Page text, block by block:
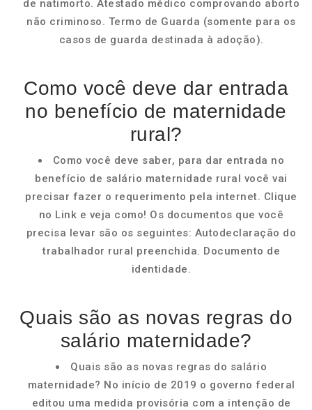
de natimorto. Atestado médico comprovando aborto
não criminoso. Termo de Guarda (somente para os
casos de guarda destinada à adoção).
Como você deve dar entrada
no benefício de maternidade
rural?
Como você deve saber, para dar entrada no
benefício de salário maternidade rural você vai
precisar fazer o requerimento pela internet. Clique
no Link e veja como! Os documentos que você
precisa levar são os seguintes: Autodeclaração do
trabalhador rural preenchida. Documento de
identidade.
Quais são as novas regras do
salário maternidade?
Quais são as novas regras do salário
maternidade? No início de 2019 o governo federal
editou uma medida provisória com a intenção de